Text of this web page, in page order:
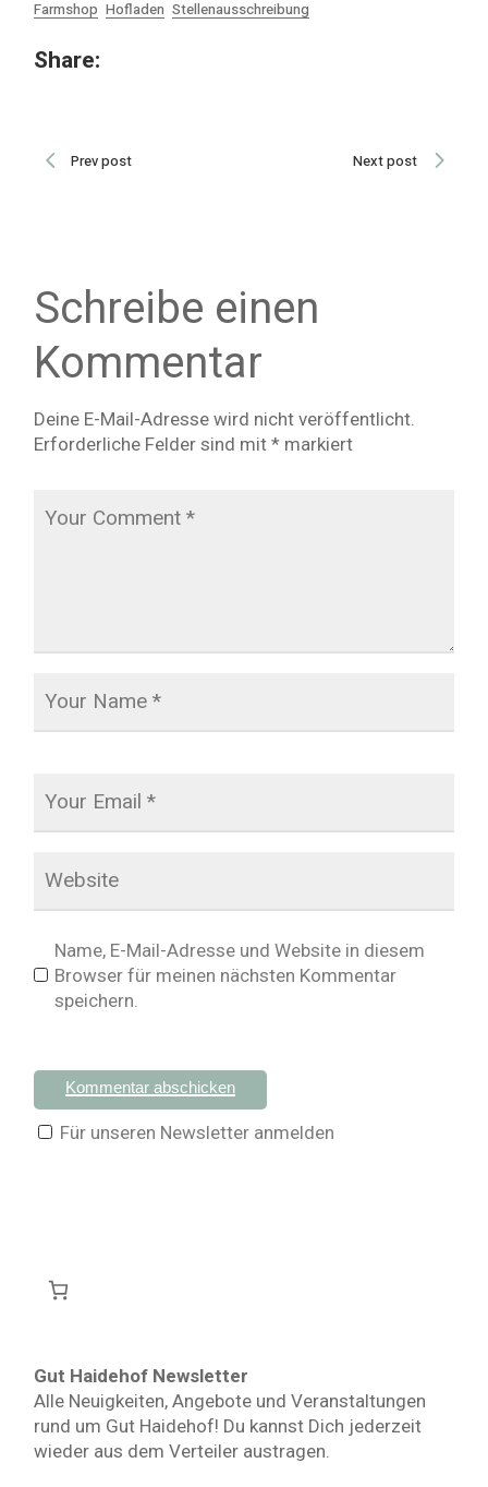
Farmshop Hofladen Stellenausschreibung
Share:
Prev post Next post
Schreibe einen
Kommentar
Deine E-Mail-Adresse wird nicht veröffentlicht.
Erforderliche Felder sind mit* markiert
Name, E-Mail-Adresse und Website in diesem
Browser für meinen nächsten Kommentar
speichern.
Kommentar abschicken
Für unseren Newsletter anmelden
Gut Haidehof Newsletter
Alle Neuigkeiten, Angebote und Veranstaltungen
rund um Gut Haidehof! Du kannst Dich jederzeit
wieder aus dem Verteiler austragen.